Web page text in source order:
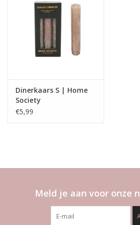
Dinerkaars S | Home
Society
€5,99
Meld je aan voor onze